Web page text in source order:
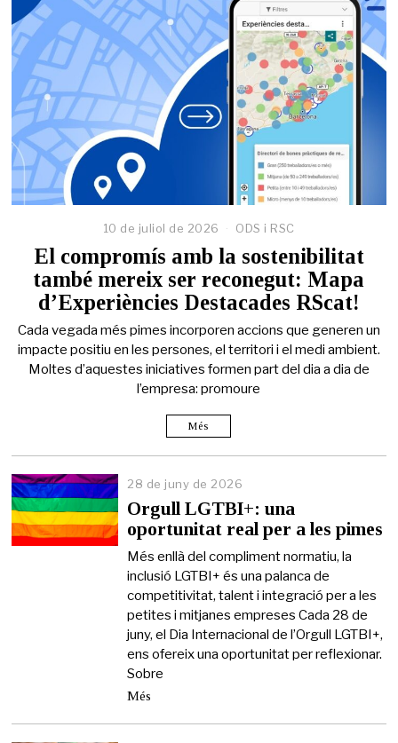
10 de juliol de 2026 ODS i RSC
El compromís amb la sostenibilitat
també mereix ser reconegut: Mapa
d’Experiències Destacades RScat!
Cada vegada més pimes incorporen accions que generen un
impacte positiu en les persones, el territori i el medi ambient.
Moltes d’aquestes iniciatives formen part del dia a dia de
l’empresa: promoure
Més
28 de juny de 2026
6
d
e
u
n
y
d
e
2
0
Orgull LGTBI+: una
oportunitat real per a les pimes
Més enllà del compliment normatiu, la
inclusió LGTBI+ és una palanca de
competitivitat, talent i integració per a les
petites i mitjanes empreses Cada 28 de
juny, el Dia Internacional de l’Orgull LGTBI+,
ens ofereix una oportunitat per reflexionar.
Sobre
Més